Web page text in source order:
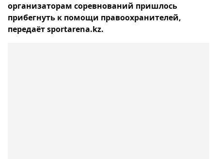
организаторам соревнований пришлось
прибегнуть к помощи правоохранителей,
передаёт sportarena.kz.